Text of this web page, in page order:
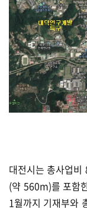
대전시는 총사업
(약 560m)를 포함
1월까지 기재부와